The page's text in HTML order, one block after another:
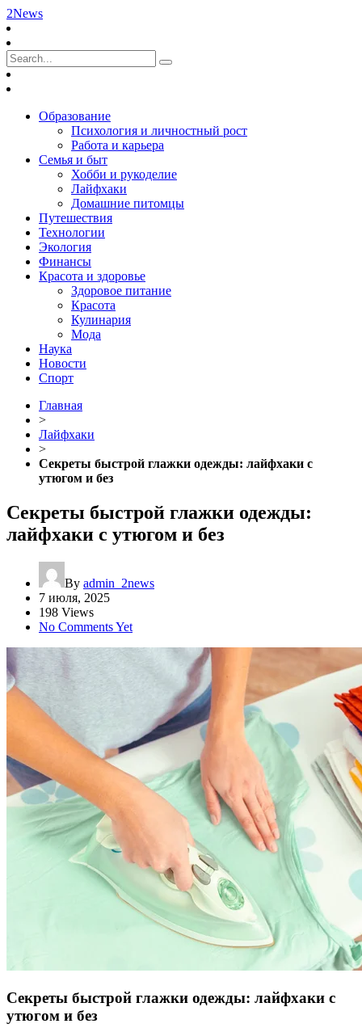
2News
Образование
Психология и личностный рост
Работа и карьера
Семья и быт
Хобби и рукоделие
Лайфхаки
Домашние питомцы
Путешествия
Технологии
Экология
Финансы
Красота и здоровье
Здоровое питание
Красота
Кулинария
Мода
Наука
Новости
Спорт
Главная
>
Лайфхаки
>
Секреты быстрой глажки одежды: лайфхаки с
утюгом и без
Секреты быстрой глажки одежды:
лайфхаки с утюгом и без
By admin_2news
7 июля, 2025
198 Views
No Comments Yet
Секреты быстрой глажки одежды: лайфхаки с
утюгом и без